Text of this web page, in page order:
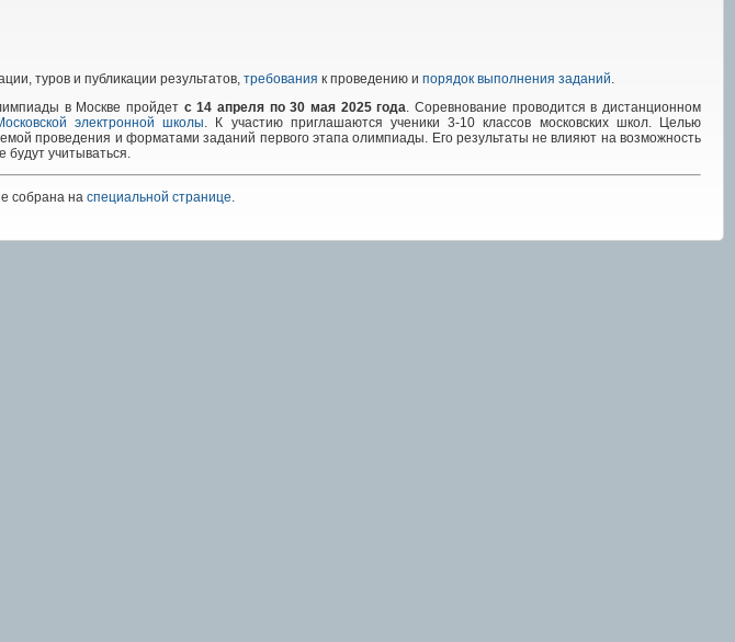
туров и публикации результатов, требования к проведению и порядок выполнения заданий.
в Москве пройдет с 14 апреля по 30 мая 2025 года. Соревнование проводится в дистанционном
электронной школы. К участию приглашаются ученики 3-10 классов московских школ. Целью
проведения и форматами заданий первого этапа олимпиады. Его результаты не влияют на возможность
будут учитываться.
собрана на специальной странице.